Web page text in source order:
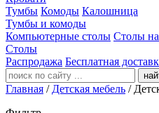
Тумбы Комоды Калошница
Тумбы и комоды
Компьютерные столы Столы на
Столы
Распродажа Бесплатная
Главная / Детская мебель /